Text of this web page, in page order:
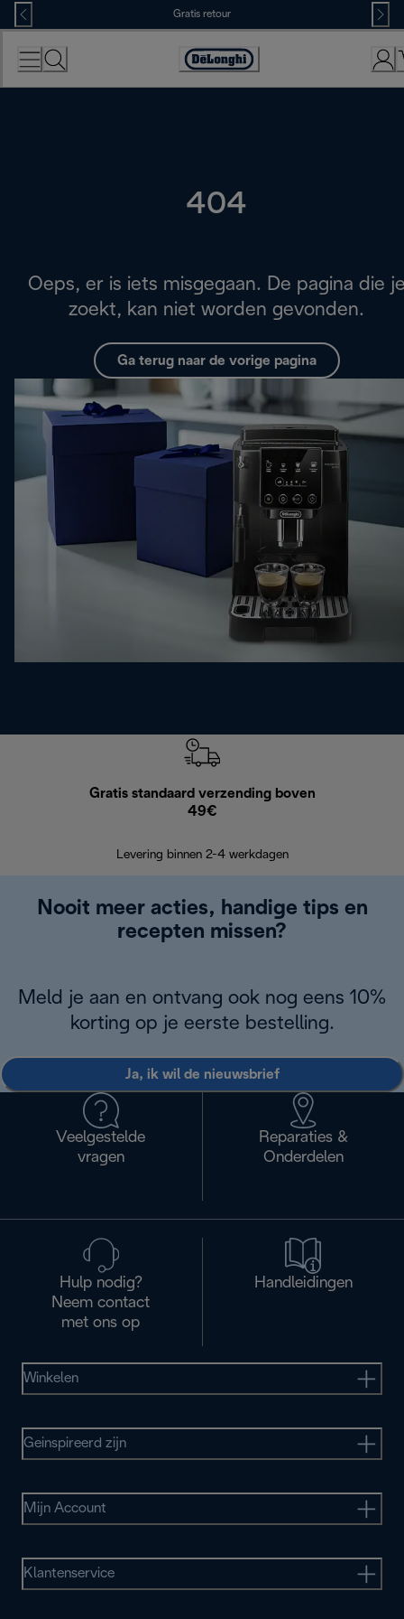
Skip
to
Content
Gratis retour
Accessibility
Statement
404
Oeps, er is iets misgegaan. De pagina die
zoekt, kan niet worden gevonden.
Ga terug naar de vorige pagina
Gratis standaard verzending boven
49€
Levering binnen 2-4 werkdagen
Nooit meer acties, handige tips en
recepten missen?
Meld je aan en ontvang ook nog eens 10%
korting op je eerste bestelling.
Ja, ik wil de nieuwsbrief
Veelgestelde
vragen
Reparaties &
Onderdelen
Hulp nodig?
Neem contact
met ons op
Handleidingen
Winkelen
Geinspireerd zijn
Mijn Account
Klantenservice